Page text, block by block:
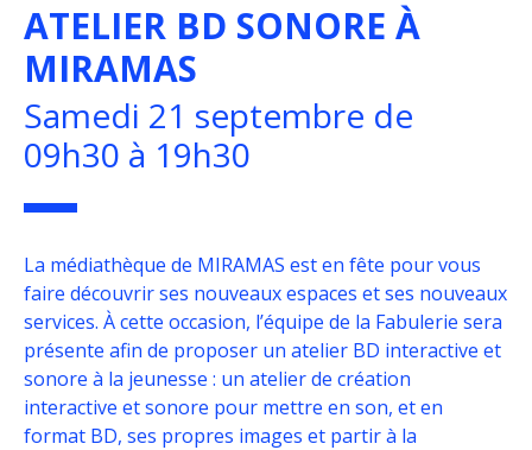
ATELIER BD SONORE À
MIRAMAS
Samedi 21 septembre de
09h30 à 19h30
La médiathèque de MIRAMAS est en fête pour vous
faire découvrir ses nouveaux espaces et ses nouveaux
services. À cette occasion, l’équipe de la Fabulerie sera
présente afin de proposer un atelier BD interactive et
sonore à la jeunesse : un atelier de création
interactive et sonore pour mettre en son, et en
format BD, ses propres images et partir à la